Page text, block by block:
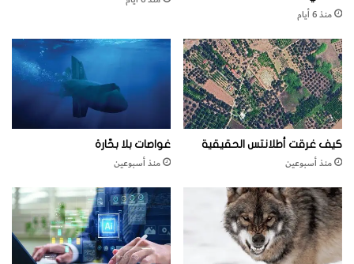
و
ن
م
و
ر
ب
ف
ي
ع
ا
م
2
0
3
0
منذ 6 أيام
كيف غرقت أطلانتس الحقيقية
منذ أسبوعين
غواصات بلا بحّارة
منذ أسبوعين